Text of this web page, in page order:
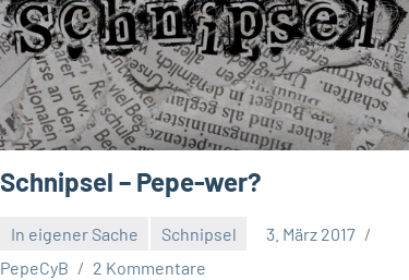
Schnipsel – Pepe-wer?
In eigener Sache Schnipsel
3. März 2017
PepeCyB
2 Kommentare